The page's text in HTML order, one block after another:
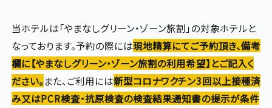
当ホテルは「やまなしグリーン・ゾーン旅割」の対象ホテルと
なっております。予約の際には現地精算にてご予約頂き、備考
欄に【やまなしグリーン・ゾーン旅割の利用希望】とご記入く
ださい。また、ご利用には新型コロナワクチン3回以上接種済
み又はPCR検査・抗原検査の検査結果通知書の提示が条件